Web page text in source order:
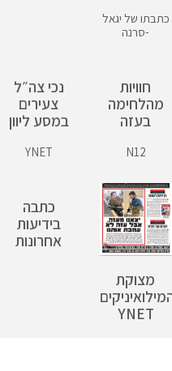
כתבתו של יגאל
סרנה-
נכי צה״ל
צעירים
במסע ליוון
YNET
חוויות
מהלחימה
בעזה
N12
כתבה
בידיעות
אחרונות
מצוקת
YNET